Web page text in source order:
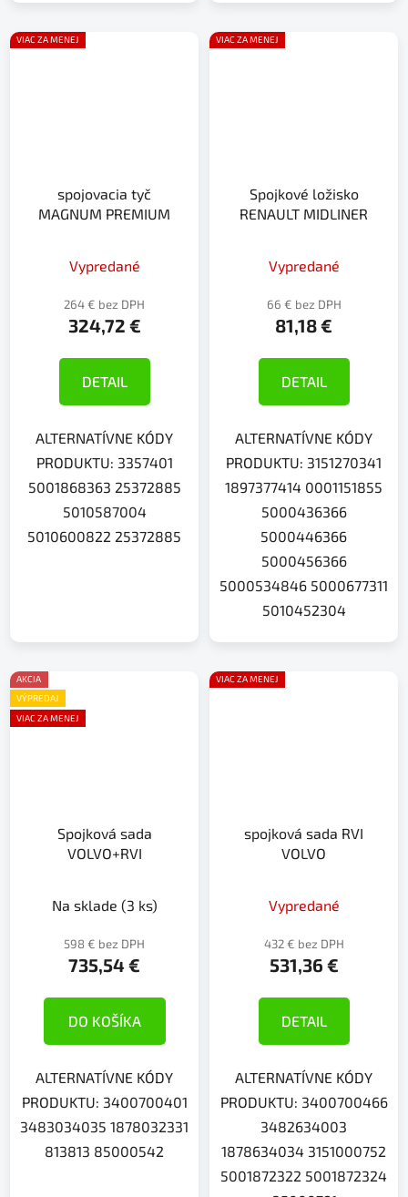
VIAC ZA MENEJ
spojovacia tyč
MAGNUM PREMIUM
Vypredané
264 € bez DPH
324,72 €
DETAIL
ALTERNATÍVNE KÓDY
PRODUKTU: 3357401
5001868363 25372885
5010587004
5010600822 25372885
VIAC ZA MENEJ
Spojkové ložisko
RENAULT MIDLINER
Vypredané
66 € bez DPH
81,18 €
DETAIL
ALTERNATÍVNE KÓDY
PRODUKTU: 3151270341
1897377414 0001151855
5000436366
5000446366
5000456366
5000534846 5000677311
5010452304
AKCIA
VÝPREDAJ
VIAC ZA MENEJ
Spojková sada
VOLVO+RVI
Na sklade (3 ks)
598 € bez DPH
735,54 €
DO KOŠÍKA
ALTERNATÍVNE KÓDY
PRODUKTU: 3400700401
3483034035 1878032331
813813 85000542
VIAC ZA MENEJ
spojková sada RVI
VOLVO
Vypredané
432 € bez DPH
531,36 €
DETAIL
ALTERNATÍVNE KÓDY
PRODUKTU: 3400700466
3482634003
1878634034 3151000752
5001872322 5001872324